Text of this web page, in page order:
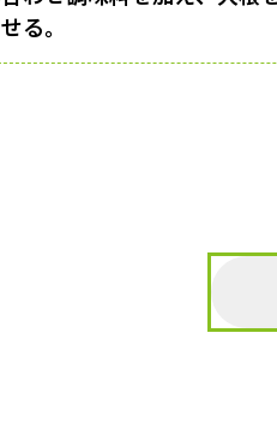
せる。